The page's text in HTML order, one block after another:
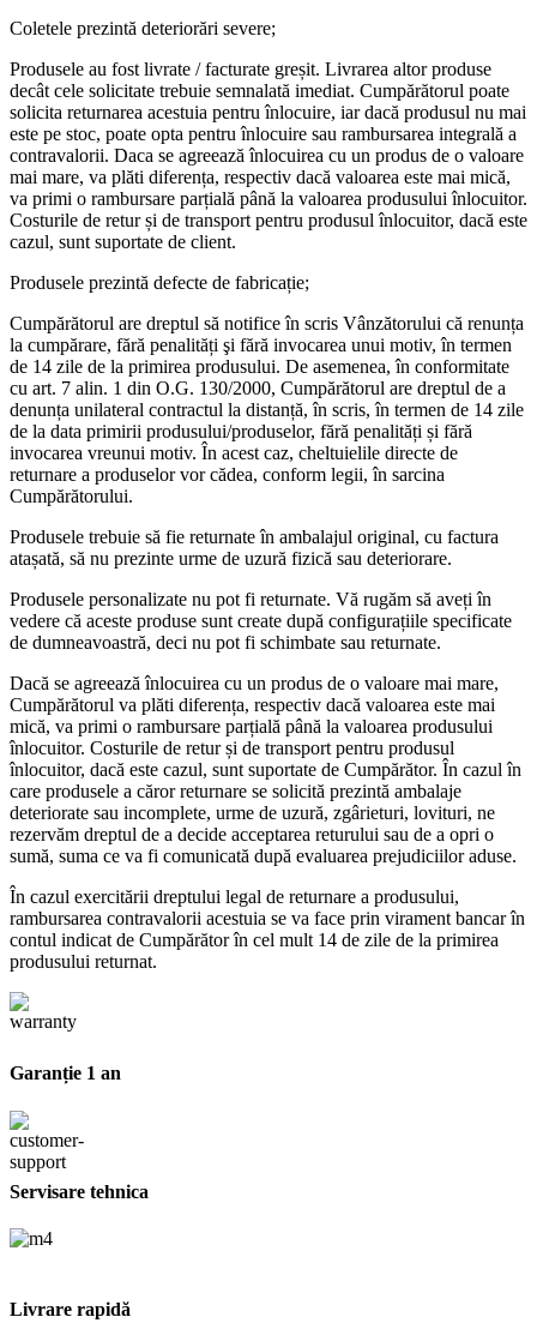
Coletele prezintă deteriorări severe;
Produsele au fost livrate / facturate greșit. Livrarea altor produse
decât cele solicitate trebuie semnalată imediat. Cumpărătorul poate
solicita returnarea acestuia pentru înlocuire, iar dacă produsul nu mai
este pe stoc, poate opta pentru înlocuire sau rambursarea integrală a
contravalorii. Daca se agreează înlocuirea cu un produs de o valoare
mai mare, va plăti diferența, respectiv dacă valoarea este mai mică,
va primi o rambursare parțială până la valoarea produsului înlocuitor.
Costurile de retur și de transport pentru produsul înlocuitor, dacă este
cazul, sunt suportate de client.
Produsele prezintă defecte de fabricație;
Cumpărătorul are dreptul să notifice în scris Vânzătorului că renunța
la cumpărare, fără penalități şi fără invocarea unui motiv, în termen
de 14 zile de la primirea produsului. De asemenea, în conformitate
cu art. 7 alin. 1 din O.G. 130/2000, Cumpărătorul are dreptul de a
denunța unilateral contractul la distanță, în scris, în termen de 14 zile
de la data primirii produsului/produselor, fără penalități și fără
invocarea vreunui motiv. În acest caz, cheltuielile directe de
returnare a produselor vor cădea, conform legii, în sarcina
Cumpărătorului.
Produsele trebuie să fie returnate în ambalajul original, cu factura
atașată, să nu prezinte urme de uzură fizică sau deteriorare.
Produsele personalizate nu pot fi returnate. Vă rugăm să aveți în
vedere că aceste produse sunt create după configurațiile specificate
de dumneavoastră, deci nu pot fi schimbate sau returnate.
Dacă se agreează înlocuirea cu un produs de o valoare mai mare,
Cumpărătorul va plăti diferența, respectiv dacă valoarea este mai
mică, va primi o rambursare parțială până la valoarea produsului
înlocuitor. Costurile de retur și de transport pentru produsul
înlocuitor, dacă este cazul, sunt suportate de Cumpărător. În cazul în
care produsele a căror returnare se solicită prezintă ambalaje
deteriorate sau incomplete, urme de uzură, zgârieturi, lovituri, ne
rezervăm dreptul de a decide acceptarea returului sau de a opri o
sumă, suma ce va fi comunicată după evaluarea prejudiciilor aduse.
În cazul exercitării dreptului legal de returnare a produsului,
rambursarea contravalorii acestuia se va face prin virament bancar în
contul indicat de Cumpărător în cel mult 14 de zile de la primirea
produsului returnat.
Garanție 1 an
Servisare tehnica
Livrare rapidă